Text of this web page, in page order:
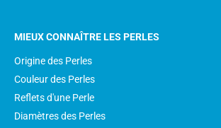
MIEUX CONNAÎTRE LES PERLES
Origine des Perles
Couleur des Perles
Reflets d'une Perle
Diamètres des Perles